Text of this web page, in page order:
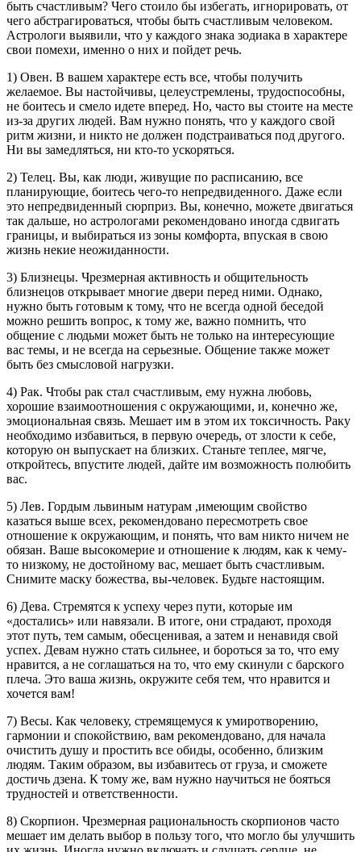
быть счастливым? Чего стоило бы избегать, игнорировать, от
чего абстрагироваться, чтобы быть счастливым человеком.
Астрологи выявили, что у каждого знака зодиака в характере
свои помехи, именно о них и пойдет речь.
1) Овен. В вашем характере есть все, чтобы получить
желаемое. Вы настойчивы, целеустремлены, трудоспособны,
не боитесь и смело идете вперед. Но, часто вы стоите на месте
из-за других людей. Вам нужно понять, что у каждого свой
ритм жизни, и никто не должен подстраиваться под другого.
Ни вы замедляться, ни кто-то ускоряться.
2) Телец. Вы, как люди, живущие по расписанию, все
планирующие, боитесь чего-то непредвиденного. Даже если
это непредвиденный сюрприз. Вы, конечно, можете двигаться
так дальше, но астрологами рекомендовано иногда сдвигать
границы, и выбираться из зоны комфорта, впуская в свою
жизнь некие неожиданности.
3) Близнецы. Чрезмерная активность и общительность
близнецов открывает многие двери перед ними. Однако,
нужно быть готовым к тому, что не всегда одной беседой
можно решить вопрос, к тому же, важно помнить, что
общение с людьми может быть не только на интересующие
вас темы, и не всегда на серьезные. Общение также может
быть без смысловой нагрузки.
4) Рак. Чтобы рак стал счастливым, ему нужна любовь,
хорошие взаимоотношения с окружающими, и, конечно же,
эмоциональная связь. Мешает им в этом их токсичность. Раку
необходимо избавиться, в первую очередь, от злости к себе,
которую он выпускает на близких. Станьте теплее, мягче,
откройтесь, впустите людей, дайте им возможность полюбить
вас.
5) Лев. Гордым львиным натурам ,имеющим свойство
казаться выше всех, рекомендовано пересмотреть свое
отношение к окружающим, и понять, что вам никто ничем не
обязан. Ваше высокомерие и отношение к людям, как к чему-
то низкому, не достойному вас, мешает быть счастливым.
Снимите маску божества, вы-человек. Будьте настоящим.
6) Дева. Стремятся к успеху через пути, которые им
«достались» или навязали. В итоге, они страдают, проходя
этот путь, тем самым, обесценивая, а затем и ненавидя свой
успех. Девам нужно стать сильнее, и бороться за то, что ему
нравится, а не соглашаться на то, что ему скинули с барского
плеча. Это ваша жизнь, окружите себя тем, что нравится и
хочется вам!
7) Весы. Как человеку, стремящемуся к умиротворению,
гармонии и спокойствию, вам рекомендовано, для начала
очистить душу и простить все обиды, особенно, близким
людям. Таким образом, вы избавитесь от груза, и сможете
достичь дзена. К тому же, вам нужно научиться не бояться
трудностей и ответственности.
8) Скорпион. Чрезмерная рациональность скорпионов часто
мешает им делать выбор в пользу того, что могло бы улучшить